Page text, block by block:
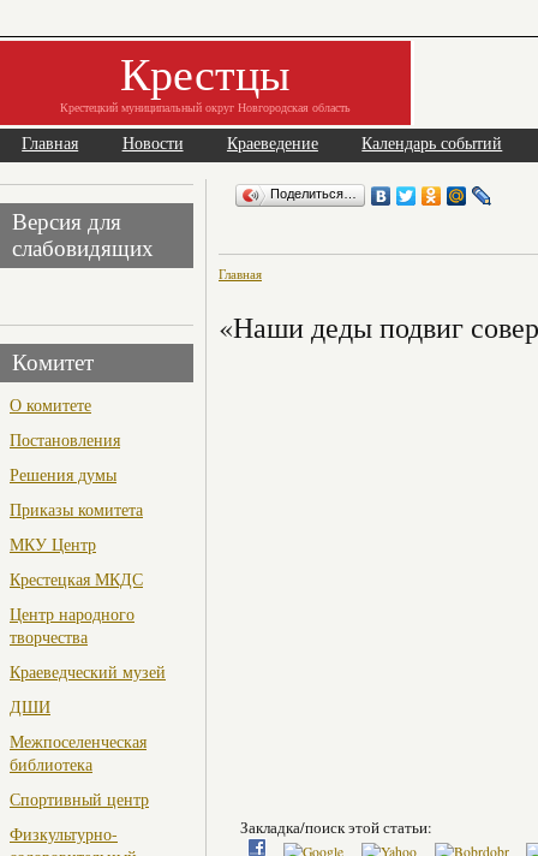
Крестцы
Крестецкий муниципальный округ Новгородская область
Главная Новости Краеведение Календарь событий
Версия для
слабовидящих
Комитет
О комитете
Постановления
Решения думы
Приказы комитета
МКУ Центр
Крестецкая МКДС
Центр народного
творчества
Краеведческий музей
ДШИ
Межпоселенческая
библиотека
Спортивный центр
Физкультурно-
Поделиться…
Главная
«Наши деды подвиг
Закладка/поиск этой статьи: